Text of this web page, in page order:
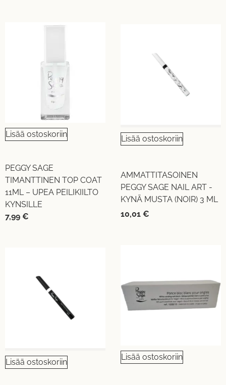
Lisää ostoskoriin
PEGGY SAGE
TIMANTTINEN TOP COAT
11ML – UPEA PEILIKIILTO
KYNSILLE
7,99 €
Lisää ostoskoriin
AMMATTITASOINEN
PEGGY SAGE NAIL ART -
KYNÄ MUSTA (NOIR) 3 ML
10,01 €
Lisää ostoskoriin
Lisää ostoskoriin